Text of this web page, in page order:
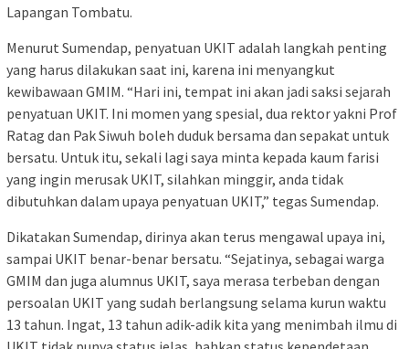
Lapangan Tombatu.
Menurut Sumendap, penyatuan UKIT adalah langkah penting
yang harus dilakukan saat ini, karena ini menyangkut
kewibawaan GMIM. “Hari ini, tempat ini akan jadi saksi sejarah
penyatuan UKIT. Ini momen yang spesial, dua rektor yakni Prof
Ratag dan Pak Siwuh boleh duduk bersama dan sepakat untuk
bersatu. Untuk itu, sekali lagi saya minta kepada kaum farisi
yang ingin merusak UKIT, silahkan minggir, anda tidak
dibutuhkan dalam upaya penyatuan UKIT,” tegas Sumendap.
Dikatakan Sumendap, dirinya akan terus mengawal upaya ini,
sampai UKIT benar-benar bersatu. “Sejatinya, sebagai warga
GMIM dan juga alumnus UKIT, saya merasa terbeban dengan
persoalan UKIT yang sudah berlangsung selama kurun waktu
13 tahun. Ingat, 13 tahun adik-adik kita yang menimbah ilmu di